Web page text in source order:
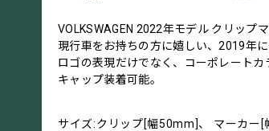
VOLKSWAGEN 2022年モデル クリップマ
現行車をお持ちの方に嬉しい、2019年
ロゴの表現だけでなく、コーポレートカ
キャップ装着可能。
サイズ:クリップ[幅50mm]、 マーカー[